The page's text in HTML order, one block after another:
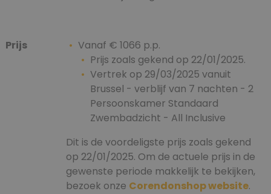
Prijs
Vanaf € 1066 p.p.
Prijs zoals gekend op 22/01/2025.
Vertrek op 29/03/2025 vanuit
Brussel - verblijf van 7 nachten - 2
Persoonskamer Standaard
Zwembadzicht - All Inclusive
Dit is de voordeligste prijs zoals gekend
op 22/01/2025. Om de actuele prijs in de
gewenste periode makkelijk te bekijken,
bezoek onze Corendonshop website.